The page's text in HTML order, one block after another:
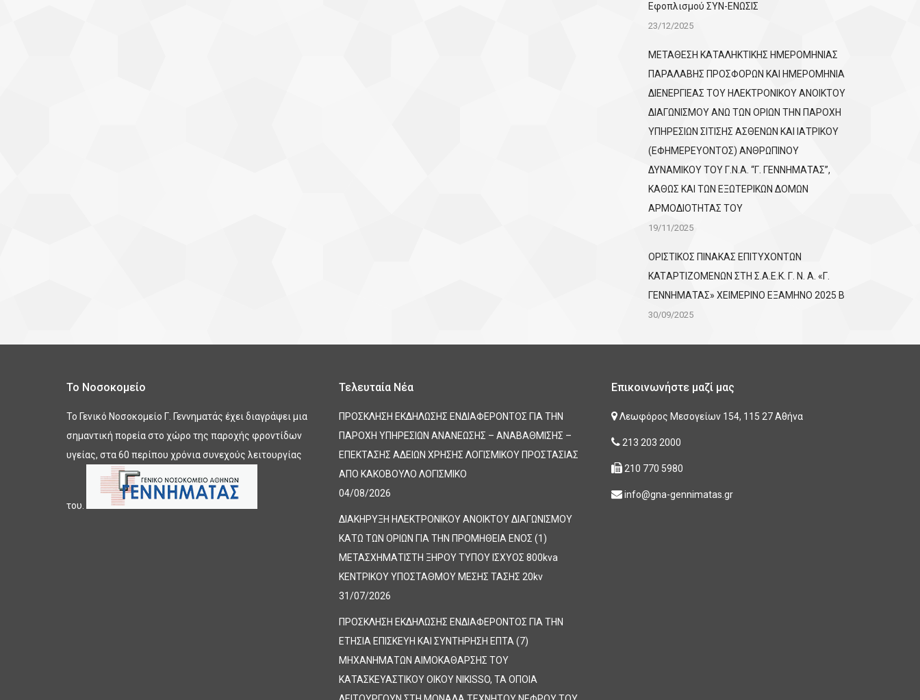
Εφοπλισμού ΣΥΝ-ΕΝΩΣΙΣ
23/12/2025
ΜΕΤΑΘΕΣΗ ΚΑΤΑΛΗΚΤΙΚΗΣ ΗΜΕΡΟΜΗΝΙΑΣ
ΠΑΡΑΛΑΒΗΣ ΠΡΟΣΦΟΡΩΝ ΚΑΙ ΗΜΕΡΟΜΗΝΙΑ
ΔΙΕΝΕΡΓΙΕΑΣ ΤΟΥ ΗΛΕΚΤΡΟΝΙΚΟΥ ΑΝΟΙΚΤΟΥ
ΔΙΑΓΩΝΙΣΜΟΥ ΑΝΩ ΤΩΝ ΟΡΙΩΝ ΤΗΝ ΠΑΡΟΧΗ
ΥΠΗΡΕΣΙΩΝ ΣΙΤΙΣΗΣ ΑΣΘΕΝΩΝ ΚΑΙ ΙΑΤΡΙΚΟΥ
(ΕΦΗΜΕΡΕΥΟΝΤΟΣ) ΑΝΘΡΩΠΙΝΟΥ
ΔΥΝΑΜΙΚΟΥ ΤΟΥ Γ.Ν.Α. “Γ. ΓΕΝΝΗΜΑΤΑΣ”,
ΚΑΘΩΣ ΚΑΙ ΤΩΝ ΕΞΩΤΕΡΙΚΩΝ ΔΟΜΩΝ
ΑΡΜΟΔΙΟΤΗΤΑΣ ΤΟΥ
19/11/2025
ΟΡΙΣΤΙΚΟΣ ΠΙΝΑΚΑΣ ΕΠΙΤΥΧΟΝΤΩΝ
KATΑΡΤΙΖΟΜΕΝΩΝ ΣΤΗ Σ.Α.Ε.Κ. Γ. Ν. Α. «Γ.
ΓΕΝΝΗΜΑΤΑΣ» ΧΕΙΜΕΡΙΝΟ ΕΞΑΜΗΝΟ 2025 Β
30/09/2025
Το Νοσοκομείο
Το Γενικό Νοσοκομείο Γ. Γεννηματάς έχει διαγράψει μια
σημαντική πορεία στο χώρο της παροχής φροντίδων
υγείας, στα 60 περίπου χρόνια συνεχούς λειτουργίας
του.
Τελευταία Νέα
ΠΡΟΣΚΛΗΣΗ ΕΚΔΗΛΩΣΗΣ ΕΝΔΙΑΦΕΡΟΝΤΟΣ ΓΙΑ ΤΗΝ
ΠΑΡΟΧΗ ΥΠΗΡΕΣΙΩΝ ΑΝΑΝΕΩΣΗΣ – ΑΝΑΒΑΘΜΙΣΗΣ –
ΕΠΕΚΤΑΣΗΣ ΑΔΕΙΩΝ ΧΡΗΣΗΣ ΛΟΓΙΣΜΙΚΟΥ ΠΡΟΣΤΑΣΙΑΣ
ΑΠΟ ΚΑΚΟΒΟΥΛΟ ΛΟΓΙΣΜΙΚΟ
04/08/2026
ΔΙΑΚΗΡΥΞΗ ΗΛΕΚΤΡΟΝΙΚΟΥ ΑΝΟΙΚΤΟΥ ΔΙΑΓΩΝΙΣΜΟΥ
ΚΑΤΩ ΤΩΝ ΟΡΙΩΝ ΓΙΑ ΤΗΝ ΠΡΟΜΗΘΕΙΑ ΕΝΟΣ (1)
ΜΕΤΑΣΧΗΜΑΤΙΣΤΗ ΞΗΡΟΥ ΤΥΠΟΥ ΙΣΧΥΟΣ 800kva
ΚΕΝΤΡΙΚΟΥ ΥΠΟΣΤΑΘΜΟΥ ΜΕΣΗΣ ΤΑΣΗΣ 20kv
31/07/2026
ΠΡΟΣΚΛΗΣΗ ΕΚΔΗΛΩΣΗΣ ΕΝΔΙΑΦΕΡΟΝΤΟΣ ΓΙΑ ΤΗΝ
ΕΤΗΣΙΑ ΕΠΙΣΚΕΥΗ ΚΑΙ ΣΥΝΤΗΡΗΣΗ ΕΠΤΑ (7)
ΜΗΧΑΝΗΜΑΤΩΝ ΑΙΜΟΚΑΘΑΡΣΗΣ ΤΟΥ
ΚΑΤΑΣΚΕΥΑΣΤΙΚΟΥ ΟΙΚΟΥ NIKISSO, ΤΑ ΟΠΟΙΑ
Επικοινωνήστε μαζί μας
Λεωφόρος Μεσογείων 154, 115 27 Αθήνα
213 203 2000
210 770 5980
info@gna-gennimatas.gr